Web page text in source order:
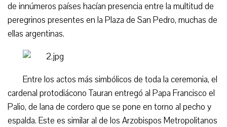
de innúmeros países hacían presencia entre la multitud de
peregrinos presentes en la Plaza de San Pedro, muchas de
ellas argentinas.
Entre los actos más simbólicos de toda la ceremonia, el
cardenal protodiácono Tauran entregó al Papa Francisco el
Palio, de lana de cordero que se pone en torno al pecho y
espalda. Este es similar al de los Arzobispos Metropolitanos